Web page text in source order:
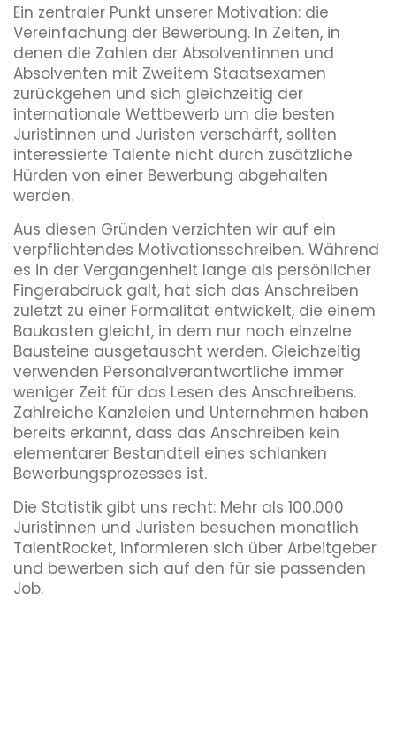
Ein zentraler Punkt unserer Motivation: die
Vereinfachung der Bewerbung. In Zeiten, in
denen die Zahlen der Absolventinnen und
Absolventen mit Zweitem Staatsexamen
zurückgehen und sich gleichzeitig der
internationale Wettbewerb um die besten
Juristinnen und Juristen verschärft, sollten
interessierte Talente nicht durch zusätzliche
Hürden von einer Bewerbung abgehalten
werden.
Aus diesen Gründen verzichten wir auf ein
verpflichtendes Motivationsschreiben. Während
es in der Vergangenheit lange als persönlicher
Fingerabdruck galt, hat sich das Anschreiben
zuletzt zu einer Formalität entwickelt, die einem
Baukasten gleicht, in dem nur noch einzelne
Bausteine ausgetauscht werden. Gleichzeitig
verwenden Personalverantwortliche immer
weniger Zeit für das Lesen des Anschreibens.
Zahlreiche Kanzleien und Unternehmen haben
bereits erkannt, dass das Anschreiben kein
elementarer Bestandteil eines schlanken
Bewerbungsprozesses ist.
Die Statistik gibt uns recht: Mehr als 100.000
Juristinnen und Juristen besuchen monatlich
TalentRocket, informieren sich über Arbeitgeber
und bewerben sich auf den für sie passenden
Job.